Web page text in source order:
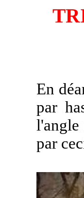
En
par
l'angle
par